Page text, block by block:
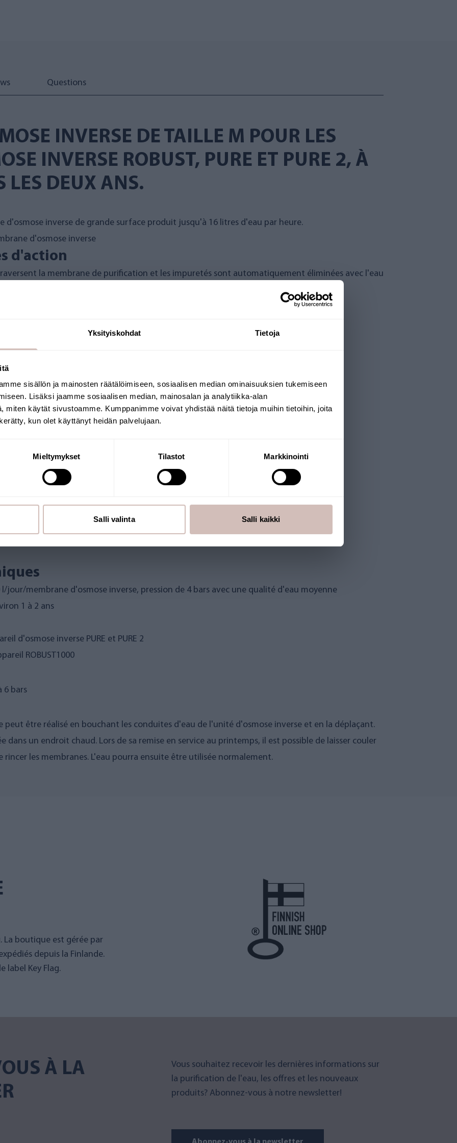
Yksityiskohdat Tietoja
sisällön ja mainosten räätälöimiseen, sosiaalisen median ominaisuuksien tukemiseen
Lisäksi jaamme sosiaalisen median, mainosalan ja analytiikka-alan
miten käytät sivustoamme. Kumppanimme voivat yhdistää näitä tietoja muihin tietoihin, joita
kun olet käyttänyt heidän palvelujaan.
Mieltymykset Tilastot Markkinointi
Salli valinta Salli kaikki
Questions
INVERSE DE TAILLE M POUR LES
INVERSE ROBUST, PURE ET PURE 2, À
LES DEUX ANS.
d'osmose inverse de grande surface produit jusqu'à 16 litres d'eau par heure.
d'osmose inverse
d'action
la membrane de purification et les impuretés sont automatiquement éliminées avec l'eau
1:3).
médicaments
jour/membrane d'osmose inverse, pression de 4 bars avec une qualité d'eau moyenne
1 à 2 ans
d'osmose inverse PURE et PURE 2
ROBUST1000
6 bars
peut être réalisé en bouchant les conduites d'eau de l'unité d'osmose inverse et en la déplaçant.
dans un endroit chaud. Lors de sa remise en service au printemps, il est possible de laisser couler
les membranes. L'eau pourra ensuite être utilisée normalement.
La boutique est gérée par
depuis la Finlande.
label Key Flag.
À LA
Vous souhaitez recevoir les dernières informations sur
la purification de l'eau, les offres et les nouveaux
produits? Abonnez-vous à notre newsletter!
Sélectionnez votre pays de livraison et votre
langue pour continuer
Pays de livraison
Langue